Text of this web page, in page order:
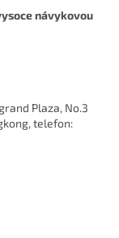
návykovou
Plaza, No.3
telefon: